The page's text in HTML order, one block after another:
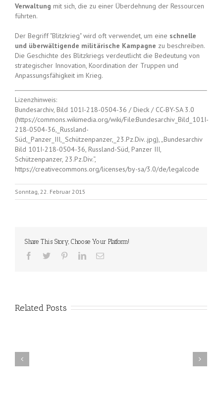
Verwaltung mit sich, die zu einer Überdehnung der Ressourcen
führten.
Der Begriff "Blitzkrieg" wird oft verwendet, um eine schnelle
und überwältigende militärische Kampagne zu beschreiben.
Die Geschichte des Blitzkriegs verdeutlicht die Bedeutung von
strategischer Innovation, Koordination der Truppen und
Anpassungsfähigkeit im Krieg.
Lizenzhinweis:
Bundesarchiv, Bild 101I-218-0504-36 / Dieck / CC-BY-SA 3.0
(https://commons.wikimedia.org/wiki/File:Bundesarchiv_Bild_101I-
218-0504-36,_Russland-
Süd,_Panzer_III,_Schützenpanzer,_23.Pz.Div..jpg), „Bundesarchiv
Bild 101I-218-0504-36, Russland-Süd, Panzer III,
Schützenpanzer, 23.Pz.Div.“,
https://creativecommons.org/licenses/by-sa/3.0/de/legalcode
Sonntag, 22. Februar 2015
Share This Story, Choose Your Platform!
Related Posts
– die deutsche